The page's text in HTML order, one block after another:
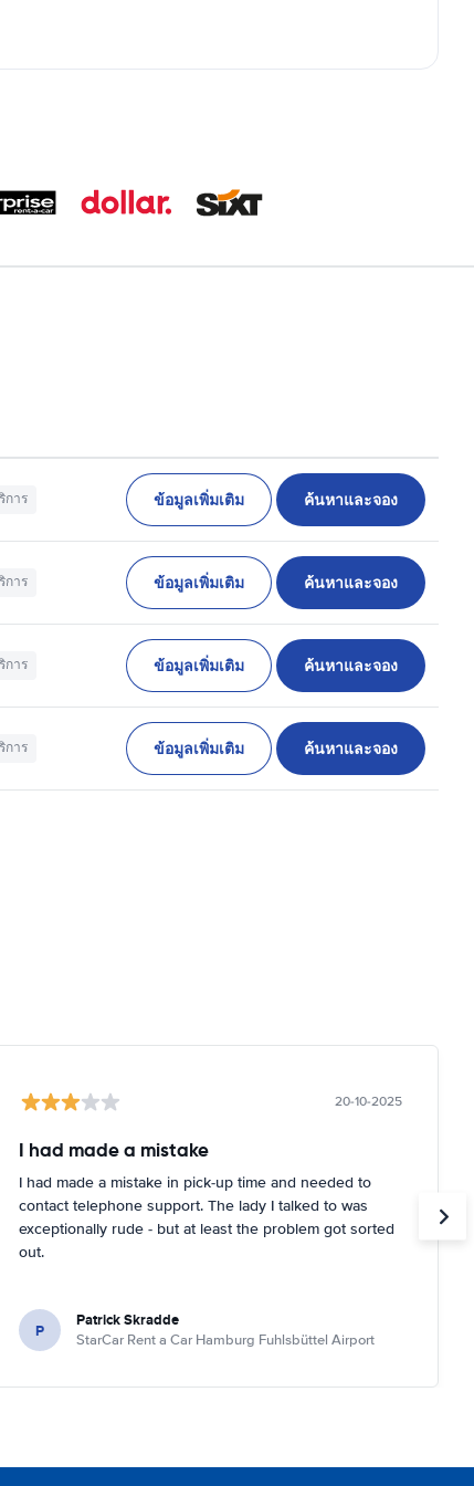
การ ข้อมูลเพิ่มเติม ค้นหาและจอง
การ ข้อมูลเพิ่มเติม ค้นหาและจอง
การ ข้อมูลเพิ่มเติม ค้นหาและจอง
การ ข้อมูลเพิ่มเติม ค้นหาและจอง
20-10-2025
I had made a mistake
I had made a mistake in pick-up time and needed to
contact telephone support. The lady I talked to was
exceptionally rude - but at least the problem got sorted
out.
P Patrick Skradde
StarCar Rent a Car Hamburg Fuhlsbüttel Airport